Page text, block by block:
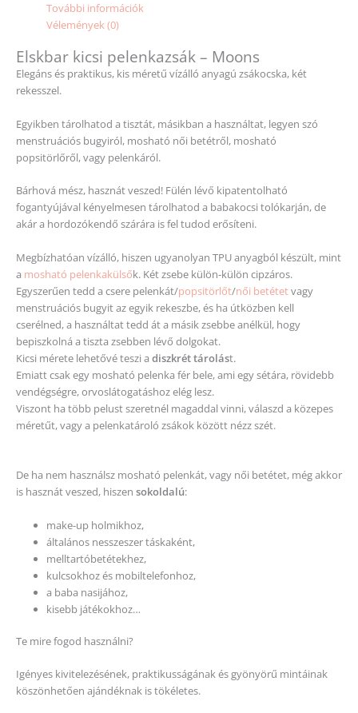
További információk
Vélemények (0)
Elskbar kicsi pelenkazsák – Moons
Elegáns és praktikus, kis méretű vízálló anyagú zsákocska, két
rekesszel.
Egyikben tárolhatod a tisztát, másikban a használtat, legyen szó
menstruációs bugyiról, mosható női betétről, mosható
popsitörlőről, vagy pelenkáról.
Bárhová mész, hasznát veszed! Fülén lévő kipatentolható
fogantyújával kényelmesen tárolhatod a babakocsi tolókarján, de
akár a hordozókendő szárára is fel tudod erősíteni.
Megbízhatóan vízálló, hiszen ugyanolyan TPU anyagból készült, mint
a mosható pelenkakülsők. Két zsebe külön-külön cipzáros.
Egyszerűen tedd a csere pelenkát/popsitörlőt/női betétetvagy
menstruációs bugyit az egyik rekeszbe, és ha útközben kell
cserélned, a használtat tedd át a másik zsebbe anélkül, hogy
bepiszkolná a tiszta zsebben lévő dolgokat.
Kicsi mérete lehetővé teszi a diszkrét tárolást.
Emiatt csak egy mosható pelenka fér bele, ami egy sétára, rövidebb
vendégségre, orvoslátogatáshoz elég lesz.
Viszont ha több pelust szeretnél magaddal vinni, válaszd a közepes
méretűt, vagy a pelenkatároló zsákok között nézz szét.
De ha nem használsz mosható pelenkát, vagy női betétet, még akkor
is hasznát veszed, hiszen sokoldalú:
make-up holmikhoz,
általános nesszeszer táskaként,
melltartóbetétekhez,
kulcsokhoz és mobiltelefonhoz,
a baba nasijához,
kisebb játékokhoz…
Te mire fogod használni?
Igényes kivitelezésének, praktikusságának és gyönyörű mintáinak
köszönhetően ajándéknak is tökéletes.